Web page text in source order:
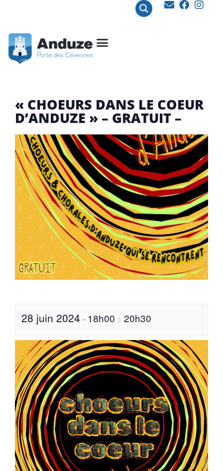
« CHOEURS DANS LE COEUR
D’ANDUZE » – GRATUIT –
28 juin 2024 • 18h00 > 20h30